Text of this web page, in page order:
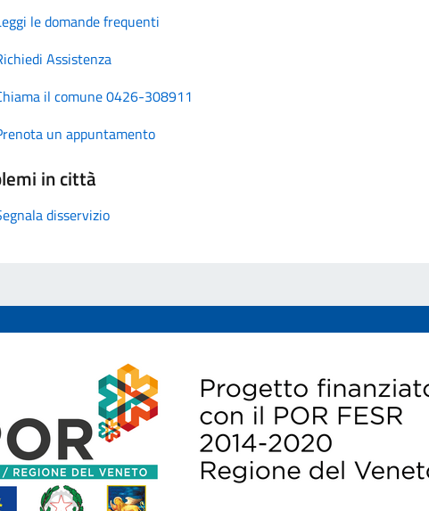
le domande frequenti
Assistenza
il comune 0426-308911
un appuntamento
in città
disservizio